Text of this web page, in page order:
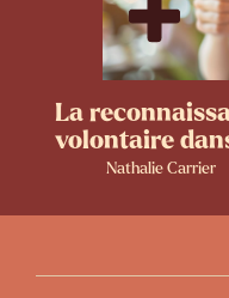
La
volontaire
Nathalie Carrier